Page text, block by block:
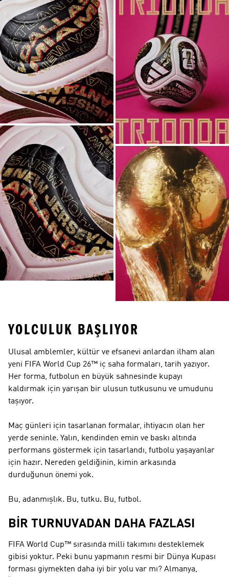
YOLCULUK BAŞLIYOR
Ulusal amblemler, kültür ve efsanevi anlardan ilham alan
yeni FIFA World Cup 26™ iç saha formaları, tarih yazıyor.
Her forma, futbolun en büyük sahnesinde kupayı
kaldırmak için yarışan bir ulusun tutkusunu ve umudunu
taşıyor.
Maç günleri için tasarlanan formalar, ihtiyacın olan her
yerde seninle. Yalın, kendinden emin ve baskı altında
performans göstermek için tasarlandı, futbolu yaşayanlar
için hazır. Nereden geldiğinin, kimin arkasında
durduğunun önemi yok.
Bu, adanmışlık. Bu, tutku. Bu, futbol.
BİR TURNUVADAN DAHA FAZLASI
FIFA World Cup™ sırasında milli takımını desteklemek
gibisi yoktur. Peki bunu yapmanın resmi bir Dünya Kupası
forması giymekten daha iyi bir yolu var mı? Almanya,